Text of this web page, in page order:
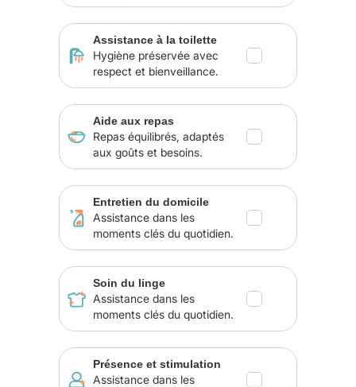
Assistance à la toilette
Hygiène préservée avec
respect et bienveillance.
Aide aux repas
Repas équilibrés, adaptés
aux goûts et besoins.
Entretien du domicile
Assistance dans les
moments clés du quotidien.
Soin du linge
Assistance dans les
moments clés du quotidien.
Présence et stimulation
Assistance dans les